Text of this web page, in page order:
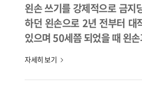
왼손 쓰기를 강제적으로 금지
하던 왼손으로 2년 전부터 대
있으며 50세쯤 되었을 때 왼
자세히 보기